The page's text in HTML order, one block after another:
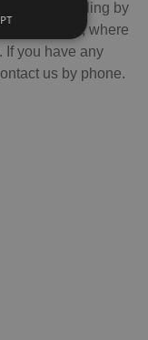
those traveling by
grounds, where
If you have any
us by phone.